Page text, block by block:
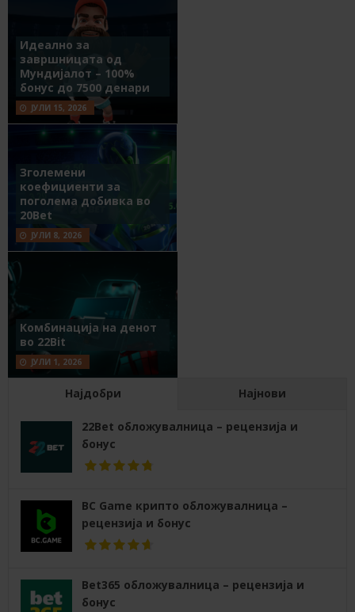
Идеално за
завршницата од
Мундијалот – 100%
бонус до 7500 денари
ЈУЛИ 15, 2026
Зголемени
коефициенти за
поголема добивка во
20Bet
ЈУЛИ 8, 2026
Комбинација на денот
во 22Bit
ЈУЛИ 1, 2026
Најдобри Најнови
22Bet обложувалница – рецензија и
бонус
BC Game крипто обложувалница –
рецензија и бонус
Bet365 обложувалница – рецензија и
бонус